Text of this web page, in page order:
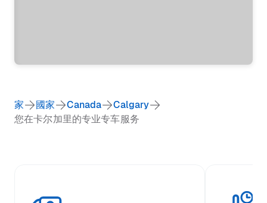
家 國家 Canada
Calgary
您在卡尔加里的专业专车服务